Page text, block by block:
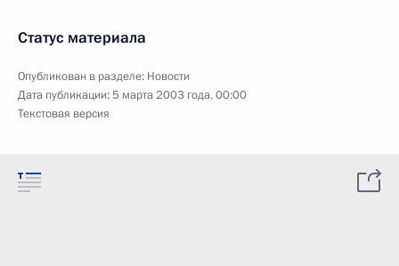
Статус материала
Опубликован в разделе: Новости
Дата публикации:5 марта 2003 года, 00:00
Текстовая версия